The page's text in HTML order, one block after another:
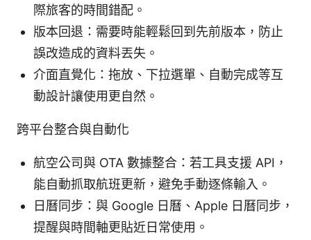
際旅客的時間錯配。
版本回退：需要時能輕鬆回到先前版本，防止
誤改造成的資料丟失。
介面直覺化：拖放、下拉選單、自動完成等互
動設計讓使用更自然。
跨平台整合與自動化
航空公司與 OTA 數據整合：若工具支援 API，
能自動抓取航班更新，避免手動逐條輸入。
日曆同步：與 Google 日曆、Apple 日曆同步，
提醒與時間軸更貼近日常使用。